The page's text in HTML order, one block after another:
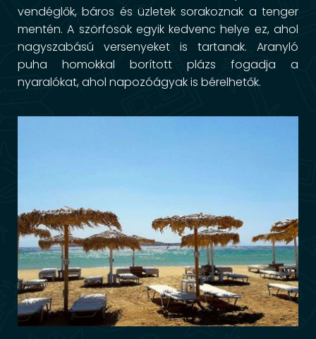
vendéglők, báros és üzletek sorakoznak a tenger
mentén. A szörfösök egyik kedvenc helye ez, ahol
nagyszabású versenyeket is tartanak. Aranyló
puha homokkal borított plázs fogadja a
nyaralókat, ahol napozóágyak is bérelhetők.